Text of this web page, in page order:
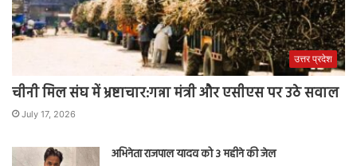
उत्तर प्रदेश
चीनी मिल संघ में भ्रष्टाचार:गन्ना मंत्री और एसीएस पर उठे सवाल
July 17, 2026
अभिनेता राजपाल यादव को 3 महीने की जेल